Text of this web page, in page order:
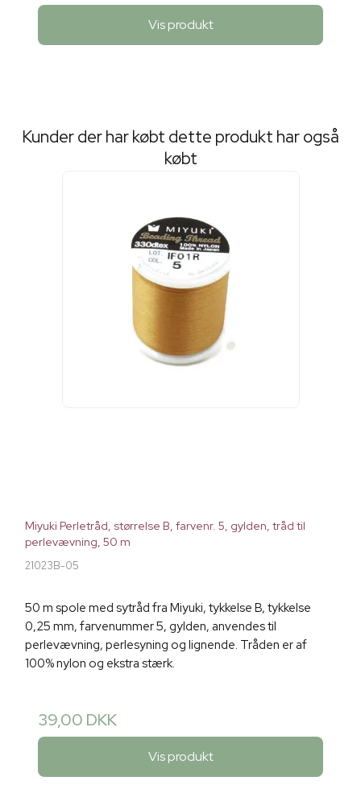
Vis produkt
Kunder der har købt dette produkt har også
købt
Miyuki Perletråd, størrelse B, farvenr. 5, gylden, tråd til
perlevævning, 50 m
21023B-05
50 m spole med sytråd fra Miyuki, tykkelse B, tykkelse
0,25 mm, farvenummer 5, gylden, anvendes til
perlevævning, perlesyning og lignende. Tråden er af
100% nylon og ekstra stærk.
39,00 DKK
Vis produkt